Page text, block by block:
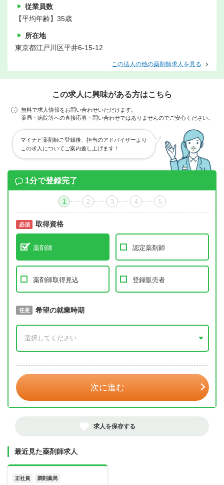
従業員数
【平均年齢】35歳
所在地
東京都江戸川区平井6-15-12
この法人の他の薬剤師求人を見る
この求人に興味がある方はこちら
無料で求人情報をお問い合わせいただけます。
薬局・病院等への直接応募・問い合わせではありませんのでご安心ください。
マイナビ薬剤師ご登録後、担当のアドバイザーより
この求人についてご案内差し上げます！
1分で登録完了
1 2 3 4 5
必須 取得資格
薬剤師 認定薬剤師
薬剤師取得見込 登録販売者
必須 取得予定年
任意 希望の就業時期
次に進む
求人を保存する
最近見た薬剤師求人
正社員 調剤薬局